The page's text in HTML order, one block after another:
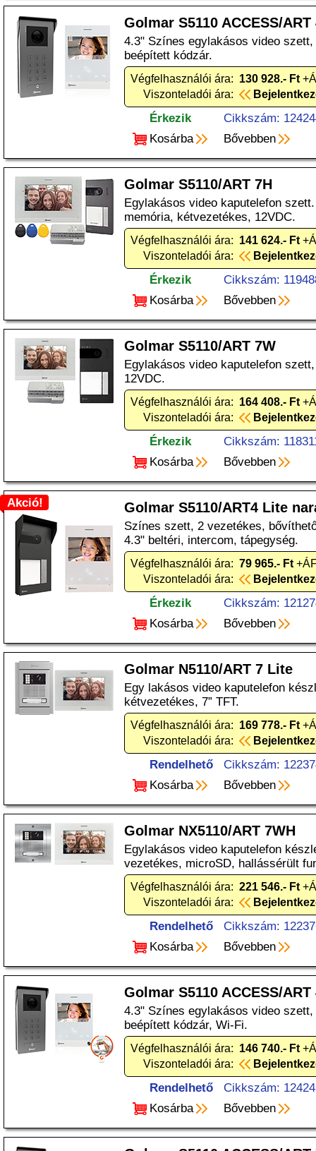
Golmar S5110 ACCESS/ART
4.3" Színes egylakásos video
beépített kódzár.
Végfelhasználói ára: 130 928.- Ft
Viszonteladói ára:
Érkezik
Cikkszám:
Kosárba
Bővebben
Golmar S5110/ART 7H
Egylakásos video kaputelefon
memória, kétvezetékes, 12VDC.
Végfelhasználói ára: 141 624.- Ft
Viszonteladói ára:
Érkezik
Cikkszám:
Kosárba
Bővebben
Golmar S5110/ART 7W
Egylakásos video kaputelefon
12VDC.
Végfelhasználói ára: 164 408.- Ft
Viszonteladói ára:
Érkezik
Cikkszám:
Kosárba
Bővebben
Akció! Golmar S5110/ART4 Lite
Színes szett, 2 vezetékes,
4.3" beltéri, intercom, tápegység.
Végfelhasználói ára: 79 965.- Ft
Viszonteladói ára:
Érkezik
Cikkszám:
Kosárba
Bővebben
Golmar N5110/ART 7 Lite
Egy lakásos video kaputelefon
kétvezetékes, 7” TFT.
Végfelhasználói ára: 169 778.- Ft
Viszonteladói ára:
Rendelhető
Cikkszám:
Kosárba
Bővebben
Golmar NX5110/ART 7WH
Egylakásos video kaputelefon
vezetékes, microSD, hallássérült
Végfelhasználói ára: 221 546.- Ft
Viszonteladói ára:
Rendelhető
Cikkszám:
Kosárba
Bővebben
Golmar S5110 ACCESS/ART
4.3" Színes egylakásos video
beépített kódzár, Wi-Fi.
Végfelhasználói ára: 146 740.- Ft
Viszonteladói ára:
Rendelhető
Cikkszám:
Kosárba
Bővebben